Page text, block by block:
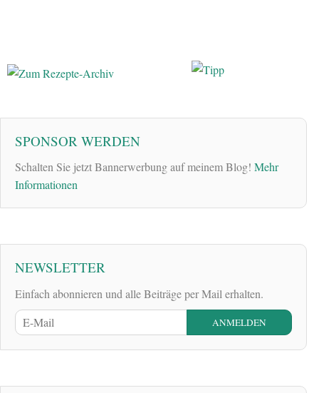
SPONSOR WERDEN
Schalten Sie jetzt Bannerwerbung auf meinem Blog! Mehr
Informationen
NEWSLETTER
Einfach abonnieren und alle Beiträge per Mail erhalten.